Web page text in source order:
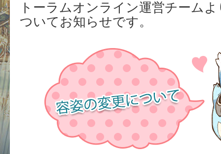
トーラムオンライン運営チーム
ついてお知らせです。